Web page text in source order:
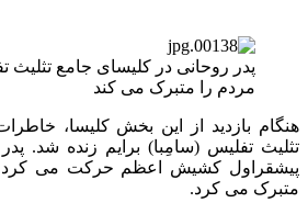
پدر روحانی در کلیسای جامع
مردم را متبرک می کند
هنگام بازدید از این بخش کلیسا،
تثلیث تفلیس (سامِبا) برایم زنده شد.
پیشقراول کشیش اعظم حرکت می کرد
متبرک می کرد.